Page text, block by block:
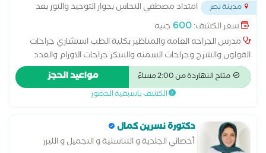
مدينة نصر
امتداد مصطفي النحاس بجوار التوحيد والنور بعد
مدرسه المنهل...
سعر الكشف:600 جنيه
مدرس الجراحه العامه والمناظير بكلية الطب استشاري جراحات
القولون والشرج وجراحات السمنه والسكر جراحات الاورام والغدد
والجهاز الهضمي عمليات المراره والزائده الدوديه بالمنظار واصلاح
الفتق بأنواعهمتاح النهاردة من 2:00 مساءً مواعيد الحجز
الكشف باسبقية الحضور
دكتورة نسرين كمال
أخصائي الجلدية و التناسلية و التجميل و الليزر